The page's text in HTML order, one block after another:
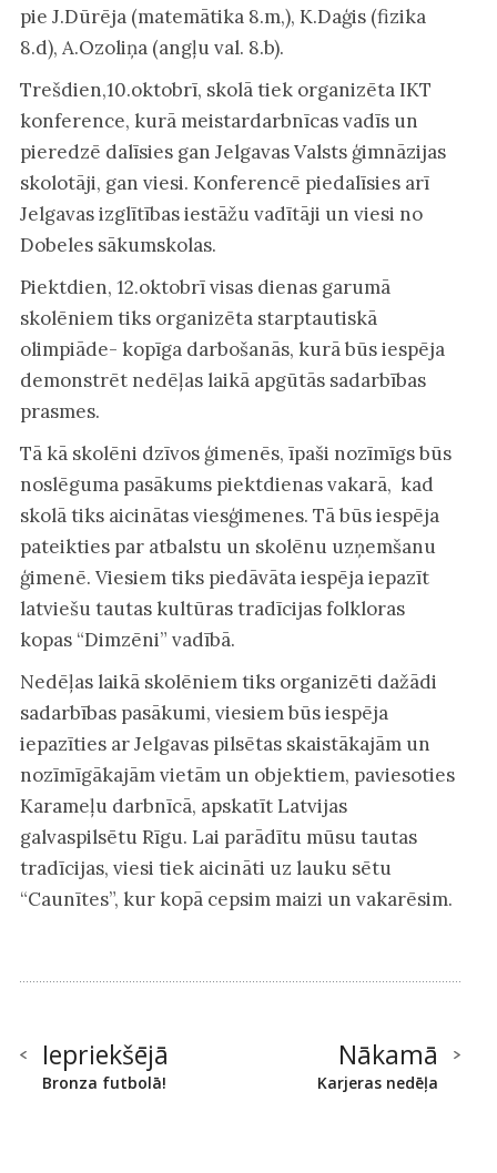
pie J.Dūrēja (matemātika 8.m,), K.Daģis (fizika
8.d), A.Ozoliņa (angļu val. 8.b).
Trešdien,10.oktobrī, skolā tiek organizēta IKT
konference, kurā meistardarbnīcas vadīs un
pieredzē dalīsies gan Jelgavas Valsts ģimnāzijas
skolotāji, gan viesi. Konferencē piedalīsies arī
Jelgavas izglītības iestāžu vadītāji un viesi no
Dobeles sākumskolas.
Piektdien, 12.oktobrī visas dienas garumā
skolēniem tiks organizēta starptautiskā
olimpiāde- kopīga darbošanās, kurā būs iespēja
demonstrēt nedēļas laikā apgūtās sadarbības
prasmes.
Tā kā skolēni dzīvos ģimenēs, īpaši nozīmīgs būs
noslēguma pasākums piektdienas vakarā, kad
skolā tiks aicinātas viesģimenes. Tā būs iespēja
pateikties par atbalstu un skolēnu uzņemšanu
ģimenē. Viesiem tiks piedāvāta iespēja iepazīt
latviešu tautas kultūras tradīcijas folkloras
kopas “Dimzēni” vadībā.
Nedēļas laikā skolēniem tiks organizēti dažādi
sadarbības pasākumi, viesiem būs iespēja
iepazīties ar Jelgavas pilsētas skaistākajām un
nozīmīgākajām vietām un objektiem, paviesoties
Karameļu darbnīcā, apskatīt Latvijas
galvaspilsētu Rīgu. Lai parādītu mūsu tautas
tradīcijas, viesi tiek aicināti uz lauku sētu
“Caunītes”, kur kopā cepsim maizi un vakarēsim.
Iepriekšējā
Bronza futbolā!
Nākamā
Karjeras nedēļa